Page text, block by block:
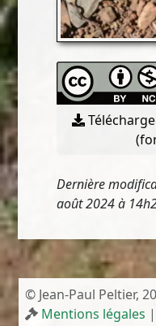
Dernière
août 2024 à
© Jean-Paul Peltier,
Mentions légales |